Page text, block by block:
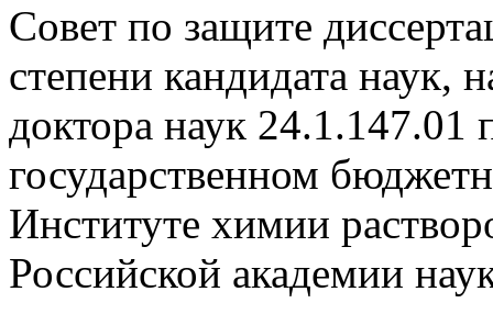
Совет по защите
степени кандидата наук,
доктора наук
государственном
Институте химии
Российской академии